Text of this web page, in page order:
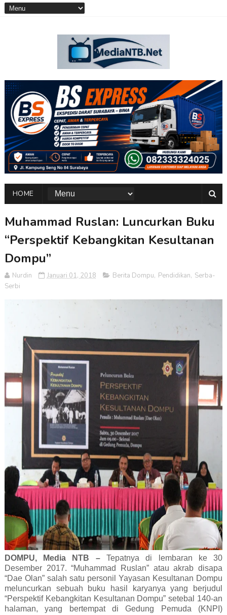
HOME
Muhammad Ruslan: Luncurkan Buku
“Perspektif Kebangkitan Kesultanan
Dompu”
Nurdin Januari 01, 2018 Berita Dompu, Pendidikan, Serba-
Serbi
DOMPU, Media NTB –Tepatnya di lembaran ke 30
Desember 2017. “Muhammad Ruslan” atau akrab disapa
“Dae Olan” salah satu personil Yayasan Kesultanan Dompu
meluncurkan sebuah buku hasil karyanya yang berjudul
“Perspektif Kebangkitan Kesultanan Dompu” setebal 140-an
halaman, yang bertempat di Gedung Pemuda (KNPI)